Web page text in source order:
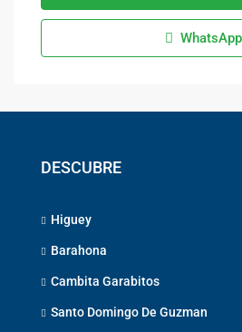
WhatsApp
DESCUBRE
Higuey
Barahona
Cambita Garabitos
Santo Domingo De Guzman